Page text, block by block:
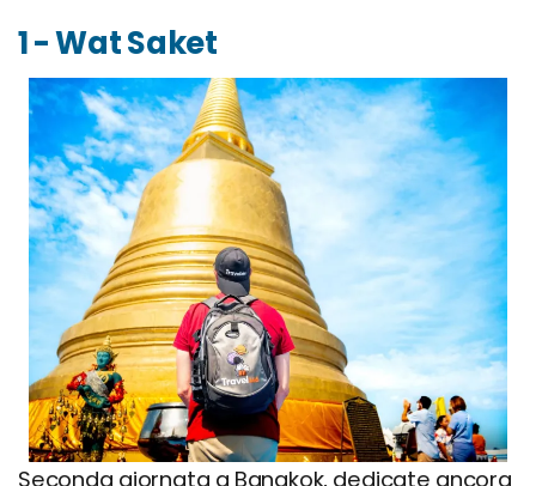
1 - Wat Saket
Seconda giornata a Bangkok, dedicate ancora